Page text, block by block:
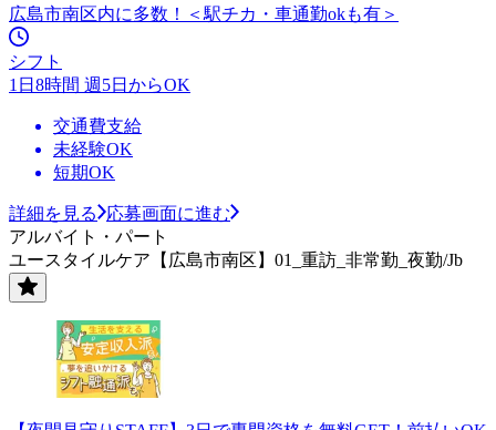
広島市南区内に多数！＜駅チカ・車通勤okも有＞
シフト
1日8時間 週5日からOK
交通費支給
未経験OK
短期OK
詳細を見る
応募画面に進む
アルバイト・パート
ユースタイルケア【広島市南区】01_重訪_非常勤_夜勤/Jb